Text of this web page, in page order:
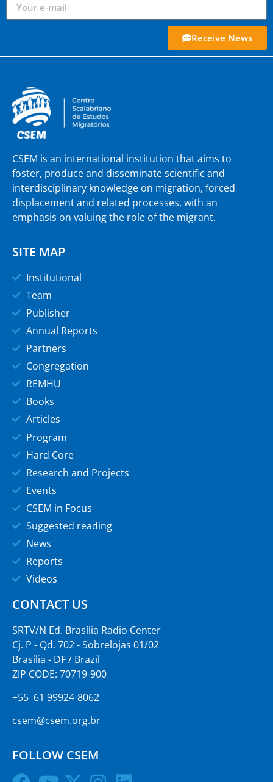
Receive News
CSEM is an international institution that aims to
foster, produce and disseminate scientific and
interdisciplinary knowledge on migration, forced
displacement and related processes, with an
emphasis on valuing the role of the migrant.
SITE MAP
Institutional
Team
Publisher
Annual Reports
Partners
Congregation
REMHU
Books
Articles
Program
Hard Core
Research and Projects
Events
CSEM in Focus
Suggested reading
News
Reports
Videos
CONTACT US
SRTV/N Ed. Brasília Radio Center
Cj. P - Qd. 702 - Sobrelojas 01/02
Brasília - DF / Brazil
ZIP CODE: 70719-900
+55 61 99924-8062
csem@csem.org.br
FOLLOW CSEM